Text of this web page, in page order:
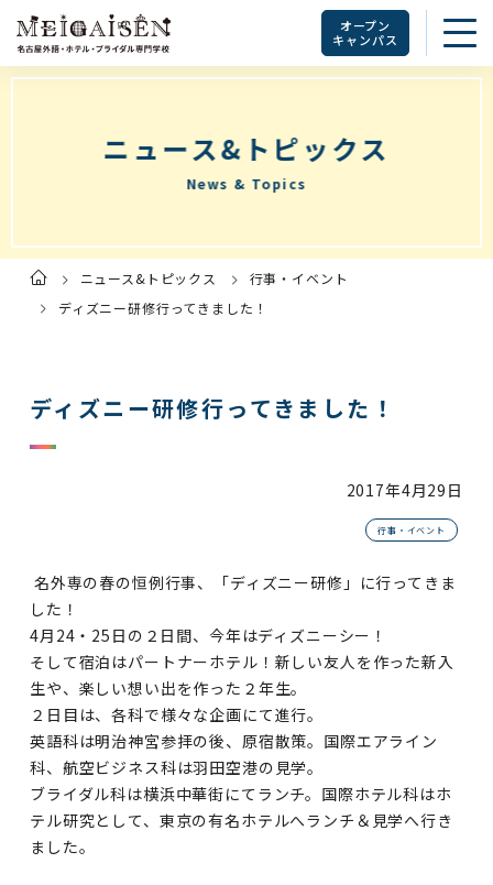
オープン
キャンパス
ニュース&トピックス
News & Topics
ト
プ
ニュース&トピックス
行事・イベント
ディズニー研修行ってきました！
ディズニー研修行ってきました！
2017年4月29日
行事・イベント
名外専の春の恒例行事、「ディズニー研修」に行ってきま
した！
4月24・25日の２日間、今年はディズニーシー！
そして宿泊はパートナーホテル！新しい友人を作った新入
生や、楽しい想い出を作った２年生。
２日目は、各科で様々な企画にて進行。
英語科は明治神宮参拝の後、原宿散策。国際エアライン
科、航空ビジネス科は羽田空港の見学。
ブライダル科は横浜中華街にてランチ。国際ホテル科はホ
テル研究として、東京の有名ホテルへランチ＆見学へ行き
ました。